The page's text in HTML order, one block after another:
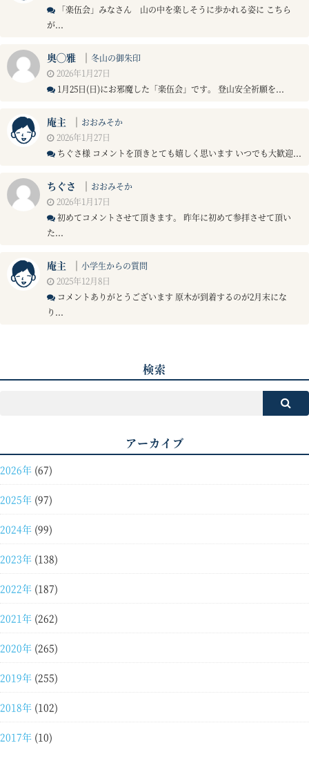
「楽伍会」みなさん 山の中を楽しそうに歩かれる姿に こちら
が...
奥◯雅 ｜ 冬山の御朱印
2026年1月27日
1月25日(日)にお邪魔した「楽伍会」です。 登山安全祈願を...
庵主 ｜ おおみそか
2026年1月27日
ちぐさ様 コメントを頂きとても嬉しく思います いつでも大歓迎...
ちぐさ ｜ おおみそか
2026年1月17日
初めてコメントさせて頂きます。 昨年に初めて参拝させて頂い
た...
庵主 ｜ 小学生からの質問
2025年12月8日
コメントありがとうございます 原木が到着するのが2月末にな
り...
検索
アーカイブ
2026年 (67)
2025年 (97)
2024年 (99)
2023年 (138)
2022年 (187)
2021年 (262)
2020年 (265)
2019年 (255)
2018年 (102)
2017年 (10)